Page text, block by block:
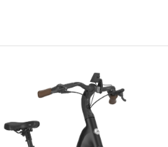
Met de Grenoble C8+ is elke rit
en een gemakkelijke
kabels, accu en verlichting